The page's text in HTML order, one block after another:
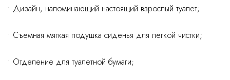
• Дизайн, напоминающий настоящий взрослый туалет;
• Съемная мягкая подушка сиденья для легкой чистки;
• Отделение для туалетной бумаги;